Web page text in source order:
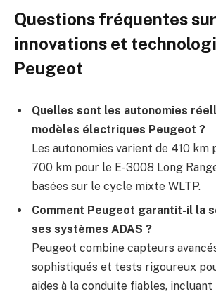
Questions fréquentes
innovations et
Peugeot
Quelles sont les autonomies
modèles électriques Peugeot ?
Les autonomies varient de 410 km
700 km pour le E-3008 Long
basées sur le cycle mixte WLTP.
Comment Peugeot garantit-il la
ses systèmes ADAS ?
Peugeot combine capteurs
sophistiqués et tests rigoureux
aides à la conduite fiables,